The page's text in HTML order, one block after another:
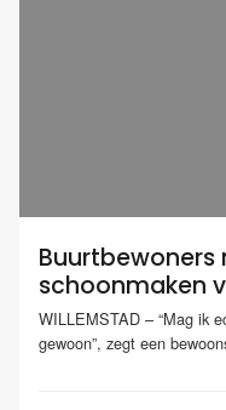
schoonmaken
WILLEMSTAD – “Mag ik
gewoon”, zegt een